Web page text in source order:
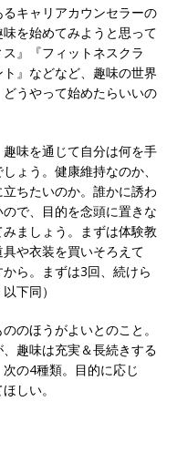
キャリアカウンセラーの
を始めてみようと思って
』『フィットネスクラ
』などなど、趣味の世界
うやって始めたらいいの
趣味を通じて自分は何を手
ょう。健康維持なのか、
ちたいのか。誰かに誘わ
で、目的を念頭に置きな
ましょう。まずは体験教
や衣装を買いそろえて
ら。まずは3回、続けら
下同）
のほうがよいとのこと。
趣味は充実＆長続きする
の4種類。目的に応じ
しい。